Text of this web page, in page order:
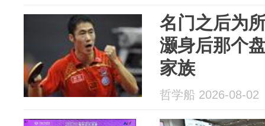
名门之后为
灏身后那个
家族
哲学船 2026-08-02